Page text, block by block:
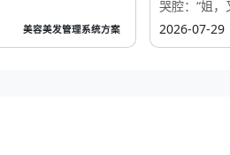
美容美发管理系统方案
哭腔：“姐，
2026-07-29